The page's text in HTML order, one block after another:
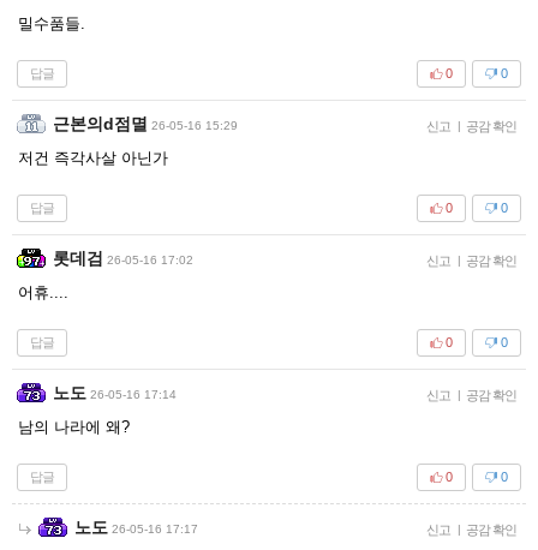
밀수품들.
답글 0
0
근본의d점멸 26-05-16 15:29 신고 | 공감 확인
저건 즉각사살 아닌가
답글 0
0
롯데검 26-05-16 17:02 신고 | 공감 확인
어휴....
답글 0
0
노도 26-05-16 17:14 신고 | 공감 확인
남의 나라에 왜?
답글 0
0
노도 26-05-16 17:17 신고 | 공감 확인